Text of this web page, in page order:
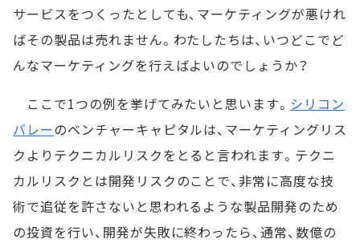
サービスをつくったとしても、マーケティングが悪けれ
ばその製品は売れません。わたしたちは、いつどこでど
んなマーケティングを行えばよいのでしょうか？
ここで1つの例を挙げてみたいと思います。 シリコン
バレーのベンチャーキャピタルは、マーケティングリス
クよりテクニカルリスクをとると言われます。テクニ
カルリスクとは開発リスクのことで、非常に高度な技
術で追従を許さないと思われるような製品開発のため
の投資を行い、開発が失敗に終わったら、通常、数億の